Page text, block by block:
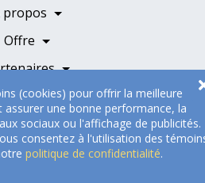
(cookies) pour offrir la meilleure
assurer une bonne performance, la
sociaux ou l'affichage de publicités.
consentez à l'utilisation des
politique de confidentialité.
propos
Offre
Témoignages
partenaires
Partenaire
de la santé
Inc.SOS Cuisine. Tous droits
réservés.